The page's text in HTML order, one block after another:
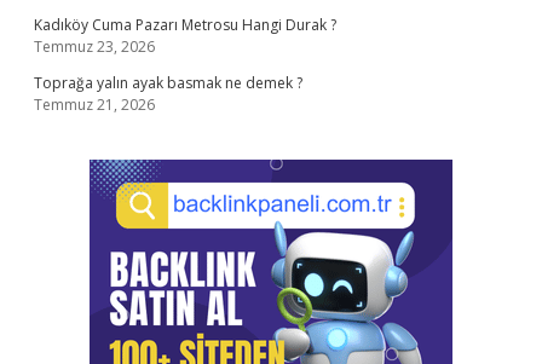
Kadıköy Cuma Pazarı Metrosu Hangi Durak ?
Temmuz 23, 2026
Toprağa yalın ayak basmak ne demek ?
Temmuz 21, 2026